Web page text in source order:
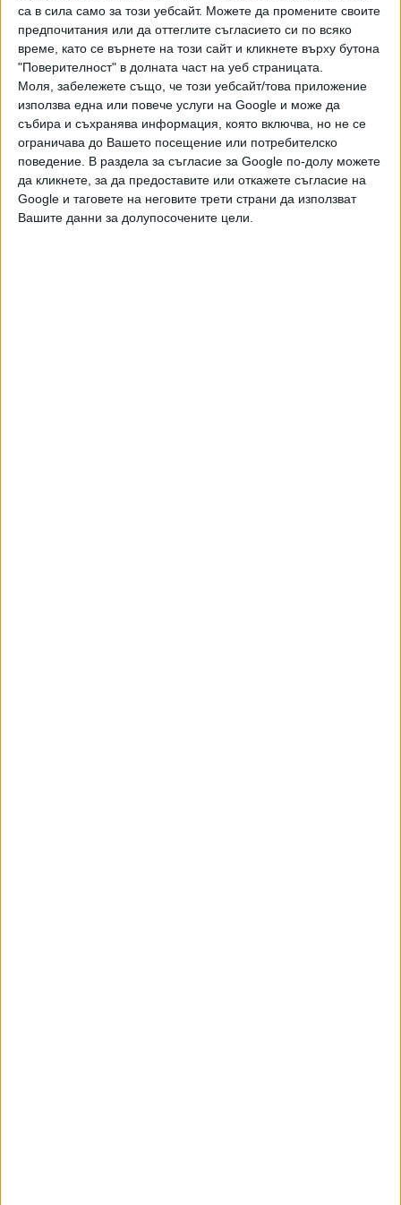
са в сила само за този уебсайт. Можете да промените своите
предпочитания или да оттеглите съгласието си по всяко
време, като се върнете на този сайт и кликнете върху бутона
"Поверителност" в долната част на уеб страницата.
Моля, забележете също, че този уебсайт/това приложение
използва една или повече услуги на Google и може да
събира и съхранява информация, която включва, но не се
ограничава до Вашето посещение или потребителско
поведение. В раздела за съгласие за Google по-долу можете
да кликнете, за да предоставите или откажете съгласие на
Google и таговете на неговите трети страни да използват
Вашите данни за долупосочените цели.
работен ден наложи възбрани на два други имота на
инвеститора, които са в квартал „Чайка“ във Варна. Те
не са свързани с този проект, съвсем отделни са",
обяснява адвокатът Адриян Мурлиев.
От Окръжния съд във Варна са коментирали, че подобни
дела са с ограничен достъп: „Производството се
образува по молба на заинтересовано лице, като за него
длъжникът не се уведомява. Идеята на законодателя е
длъжникът да не бъде известяван за производството,
за да не предприеме действия по разпореждане с